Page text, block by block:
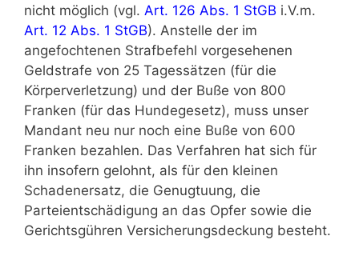
nicht möglich (vgl. Art. 126 Abs. 1 StGB i.V.m.
Art. 12 Abs. 1 StGB). Anstelle der im
angefochtenen Strafbefehl vorgesehenen
Geldstrafe von 25 Tagessätzen (für die
Körperverletzung) und der Buße von 800
Franken (für das Hundegesetz), muss unser
Mandant neu nur noch eine Buße von 600
Franken bezahlen. Das Verfahren hat sich für
ihn insofern gelohnt, als für den kleinen
Schadenersatz, die Genugtuung, die
Parteientschädigung an das Opfer sowie die
Gerichtsgühren Versicherungsdeckung besteht.